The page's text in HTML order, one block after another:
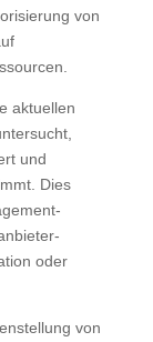
von
aktuellen
und
Dies
oder
von